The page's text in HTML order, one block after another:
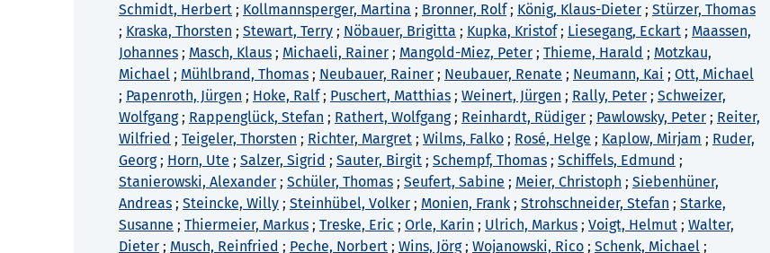
Schmidt, Herbert ; Kollmannsperger, Martina ; Bronner, Rolf; König, Klaus-Dieter ; Stürzer, Thomas
; Kraska, Thorsten ; Stewart, Terry ; Nöbauer, Brigitta ; Kupka, Kristof; Liesegang, Eckart ; Maassen,
Johannes ; Masch, Klaus ; Michaeli, Rainer ; Mangold-Miez, Peter ; Thieme, Harald ; Motzkau,
Michael ; Mühlbrand, Thomas ; Neubauer, Rainer ; Neubauer, Renate ; Neumann, Kai ; Ott, Michael
; Papenroth, Jürgen ; Hoke, Ralf; Puschert, Matthias ; Weinert, Jürgen ; Rally, Peter ; Schweizer,
Wolfgang; Rappenglück, Stefan ; Rathert, Wolfgang; Reinhardt, Rüdiger ; Pawlowsky, Peter ; Reiter,
Wilfried ; Teigeler, Thorsten ; Richter, Margret ; Wilms, Falko ; Rosé, Helge ; Kaplow, Mirjam ; Ruder,
Georg; Horn, Ute ; Salzer, Sigrid ; Sauter, Birgit ; Schempf, Thomas ; Schiffels, Edmund ;
Stanierowski, Alexander ; Schüler, Thomas ; Seufert, Sabine ; Meier, Christoph ; Siebenhüner,
Andreas ; Steincke, Willy ; Steinhübel, Volker ; Monien, Frank ; Strohschneider, Stefan ; Starke,
Susanne ; Thiermeier, Markus ; Treske, Eric ; Orle, Karin ; Ulrich, Markus ; Voigt, Helmut ; Walter,
Dieter ; Musch, Reinfried ; Peche, Norbert ; Wins, Jörg; Wojanowski, Rico ; Schenk, Michael ;